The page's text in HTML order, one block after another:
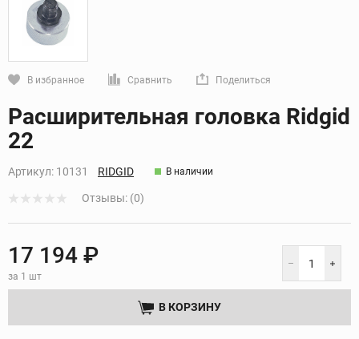
В избранное Сравнить Поделиться
Расширительная головка Ridgid
22
Артикул: 10131 RIDGID В наличии
Отзывы: (0)
17 194 ₽
за 1 шт
В КОРЗИНУ